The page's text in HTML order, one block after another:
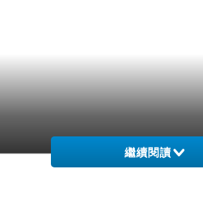
繼續閱讀